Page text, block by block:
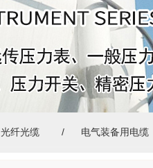
光纤光缆 电气装备用电缆